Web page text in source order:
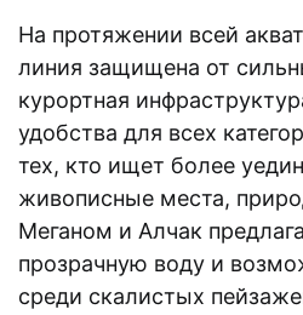
На протяжении всей
линия защищена от
курортная
удобства для всех
тех, кто ищет более
живописные места,
Меганом и Алчак
прозрачную воду и
среди скалистых